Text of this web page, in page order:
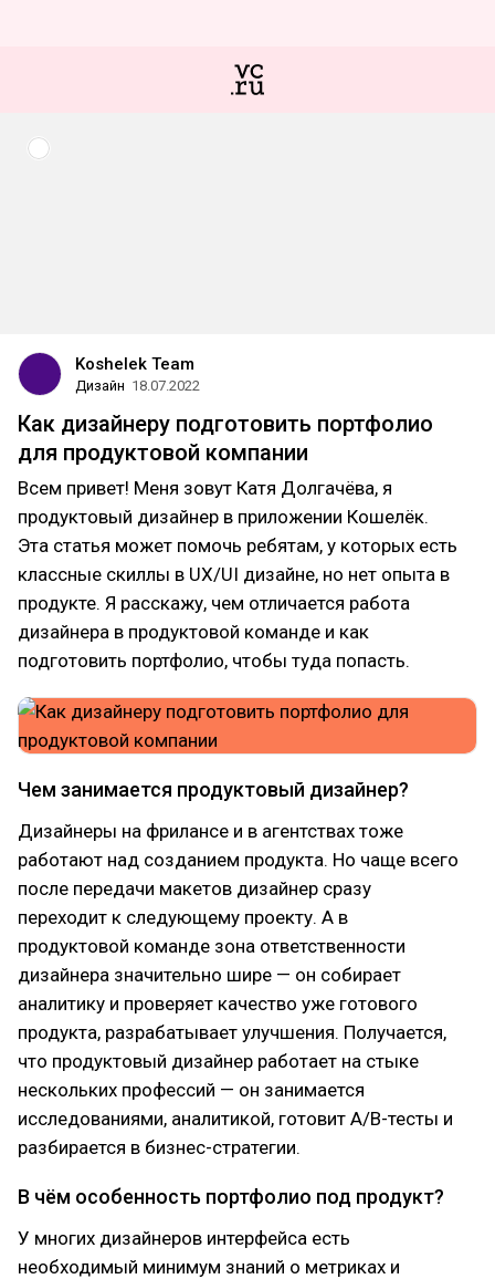
Koshelek Team
Дизайн 18.07.2022
Как дизайнеру подготовить портфолио
для продуктовой компании
Всем привет! Меня зовут Катя Долгачёва, я
продуктовый дизайнер в приложении Кошелёк.
Эта статья может помочь ребятам, у которых есть
классные скиллы в UX/UI дизайне, но нет опыта в
продукте. Я расскажу, чем отличается работа
дизайнера в продуктовой команде и как
подготовить портфолио, чтобы туда попасть.
Чем занимается продуктовый дизайнер?
Дизайнеры на фрилансе и в агентствах тоже
работают над созданием продукта. Но чаще всего
после передачи макетов дизайнер сразу
переходит к следующему проекту. А в
продуктовой команде зона ответственности
дизайнера значительно шире — он собирает
аналитику и проверяет качество уже готового
продукта, разрабатывает улучшения. Получается,
что продуктовый дизайнер работает на стыке
нескольких профессий — он занимается
исследованиями, аналитикой, готовит A/B-тесты и
разбирается в бизнес-стратегии.
В чём особенность портфолио под продукт?
У многих дизайнеров интерфейса есть
необходимый минимум знаний о метриках и